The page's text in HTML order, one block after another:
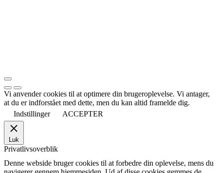
Vi anvender cookies til at optimere din brugeroplevelse. Vi antager,
at du er indforstået med dette, men du kan altid framelde dig.
Indstillinger
ACCEPTER
Luk
Privatlivsoverblik
Denne webside bruger cookies til at forbedre din oplevelse, mens du